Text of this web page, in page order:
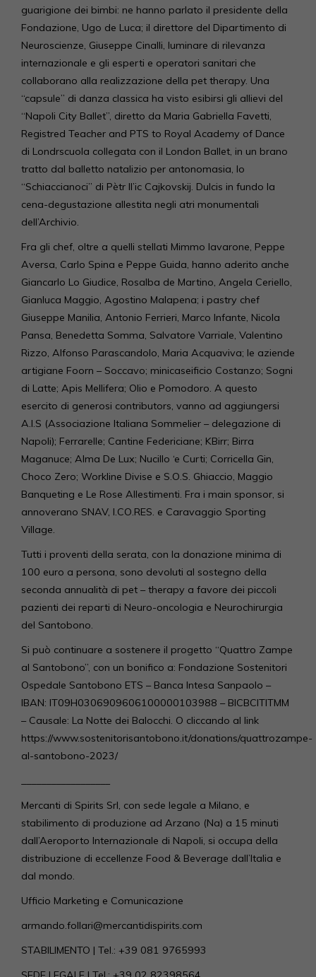
guarigione dei bimbi: ne hanno parlato il presidente della
Fondazione, Ugo de Luca; il direttore del Dipartimento di
Neuroscienze, Giuseppe Cinalli, luminare di rilevanza
internazionale e gli esperti e operatori sanitari che
collaborano alla realizzazione della pet therapy. Una
“capsule” di danza classica ha visto esibirsi gli allievi del
“Napoli City Ballet”, diretto da Maria Gabriella Favetti,
Registred Teacher and PTS to Royal Academy of Dance
di Londrscuola collegata con il London Ballet, in un brano
tratto dal balletto natalizio per antonomasia, lo
“Schiaccianoci” di Pètr Il’ic Cajkovskij. Dulcis in fundo la
cena-degustazione allestita negli atri monumentali
dell’Archivio.
Fra gli chef, oltre a quelli stellati Mimmo Iavarone, Peppe
Aversa, Carlo Spina e Peppe Guida, hanno aderito anche
Giancarlo Lo Giudice, Rosalba de Martino, Angela Ceriello,
Gianluca Maggio, Agostino Malapena; i pastry chef
Giuseppe Manilia, Antonio Ferrieri, Marco Infante, Nicola
Pansa, Benedetta Somma, Salvatore Varriale, Valentino
Rizzo, Alfonso Parascandolo, Maria Acquaviva; le aziende
artigiane Foorn – Soccavo; minicaseificio Costanzo; Sogni
di Latte; Apis Mellifera; Olio e Pomodoro. A questo
esercito di generosi contributors, vanno ad aggiungersi
A.I.S (Associazione Italiana Sommelier – delegazione di
Napoli); Ferrarelle; Cantine Federiciane; KBirr; Birra
Maganuce; Alma De Lux; Nucillo ‘e Curti; Corricella Gin,
Choco Zero; Workline Divise e S.O.S. Ghiaccio, Maggio
Banqueting e Le Rose Allestimenti. Fra i main sponsor, si
annoverano SNAV, I.CO.RES. e Caravaggio Sporting
Village.
Tutti i proventi della serata, con la donazione minima di
100 euro a persona, sono devoluti al sostegno della
seconda annualità di pet – therapy a favore dei piccoli
pazienti dei reparti di Neuro-oncologia e Neurochirurgia
del Santobono.
Si può continuare a sostenere il progetto “Quattro Zampe
al Santobono”, con un bonifico a: Fondazione Sostenitori
Ospedale Santobono ETS – Banca Intesa Sanpaolo –
IBAN: IT09H0306909606100000103988 – BICBCITITMM
– Causale: La Notte dei Balocchi. O cliccando al link
https://www.sostenitorisantobono.it/donations/quattrozampe-
al-santobono-2023/
Mercanti di Spirits Srl, con sede legale a Milano, e
stabilimento di produzione ad Arzano (Na) a 15 minuti
dall’Aeroporto Internazionale di Napoli, si occupa della
distribuzione di eccellenze Food & Beverage dall’Italia e
dal mondo.
Ufficio Marketing e Comunicazione
armando.follari@mercantidispirits.com
STABILIMENTO | Tel.: +39 081 9765993